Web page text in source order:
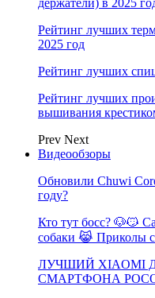
держатели) в 2025
Рейтинг лучших
2025 год
Рейтинг лучших
Рейтинг лучших
вышивания
Prev Next
Видеообзоры
Обновили Chuwi
году?
Кто тут босс? 🐶😼
собаки 😹 Приколы
ЛУЧШИЙ XIAOMI
СМАРТФОНА